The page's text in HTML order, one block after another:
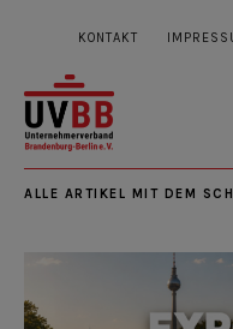
KONTAKT
ALLE ARTIKEL MIT DEM